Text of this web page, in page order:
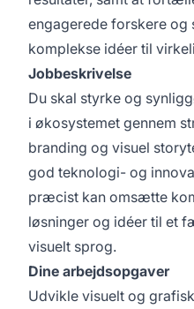
engagerede forskere
komplekse idéer til
Jobbeskrivelse
Du skal styrke og
i økosystemet gennem
branding og visuel
god teknologi- og
præcist kan omsætte
løsninger og idéer til et
visuelt sprog.
Dine arbejdsopgaver
Udvikle visuelt og